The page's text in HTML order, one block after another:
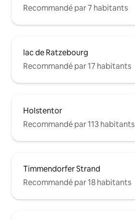
Recommandé par 7 habitants
lac de Ratzebourg
Recommandé par 17 habitants
Holstentor
Recommandé par 113 habitants
Timmendorfer Strand
Recommandé par 18 habitants